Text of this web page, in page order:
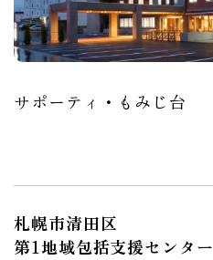
サポーティ・もみじ台
札幌市清田区
第1地域包括支援センター